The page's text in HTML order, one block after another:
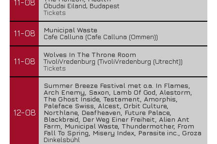
11-08
Óbudai Eiland, Budapest
Tickets
11-08
Municipal Waste
Cafe Calluna (Cafe Calluna (Ommen))
11-08
Wolves In The Throne Room
TivoliVredenburg (TivoliVredenburg (Utrecht))
Tickets
12-08
Summer Breeze Festival met o.a. In Flames,
Arch Enemy, Saxon, Lamb Of God, Alestorm,
The Ghost Inside, Testament, Amorphis,
Paleface Swiss, Alcest, Orbit Culture,
Northlane, Deafheaven, Future Palace,
Blackbraid, Der Weg Einer Freiheit, Alien Ant
Farm, Municipal Waste, Thundermother, From
Fall To Spring, Misery Index, Parasite inc., Groza
Dinkelsbühl